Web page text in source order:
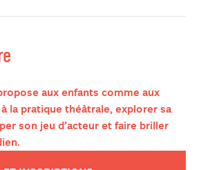
aux enfants comme aux
la pratique théâtrale, explorer sa
son jeu d’acteur et faire briller